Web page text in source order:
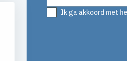
Ik ga akkoord met